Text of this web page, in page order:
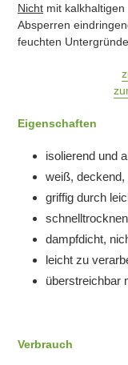
Nicht mit
Absperren
feuchten
Eigenschaften
isolierend und
weiß, deckend,
griffig durch
dampfdicht,
leicht zu
überstreichbar
Verbrauch